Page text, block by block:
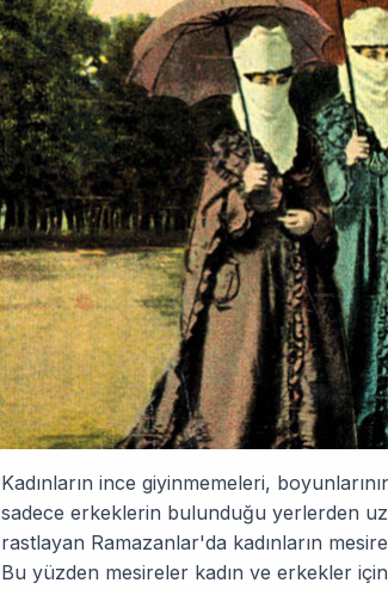
Kadınların ince giyinmemeleri,
sadece erkeklerin bulunduğu yerlerden
rastlayan Ramazanlar'da kadınların
Bu yüzden mesireler kadın ve erkekler